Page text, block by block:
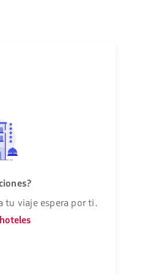
tu viaje espera por ti.